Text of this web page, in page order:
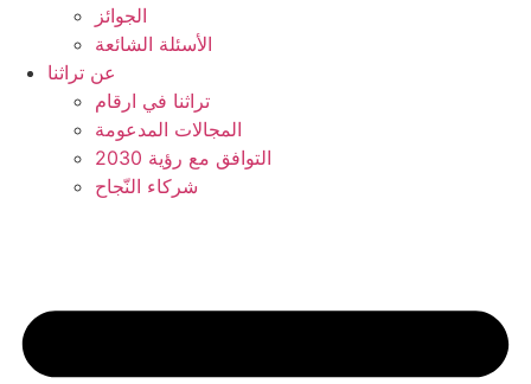
الجوائز
الأسئلة الشائعة
عن تراثنا
تراثنا في ارقام
المجالات المدعومة
التوافق مع رؤية 2030
شركاء النّجاح